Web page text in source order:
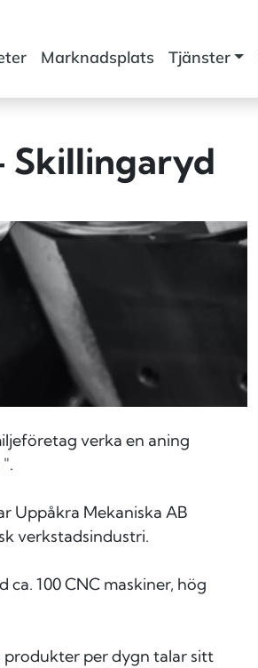
Marknadsplats Tjänster
Skillingaryd
verka en aning
Uppåkra Mekaniska AB
verkstadsindustri.
100 CNC maskiner, hög
produkter per dygn talar sitt